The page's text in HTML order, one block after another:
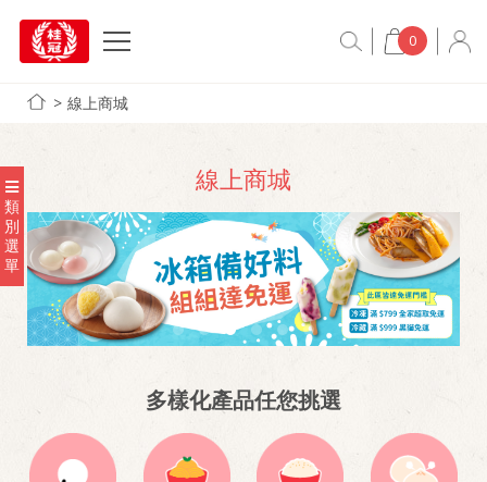
0
線上商城
類
別
選
單
線上商城
多樣化產品任您挑選